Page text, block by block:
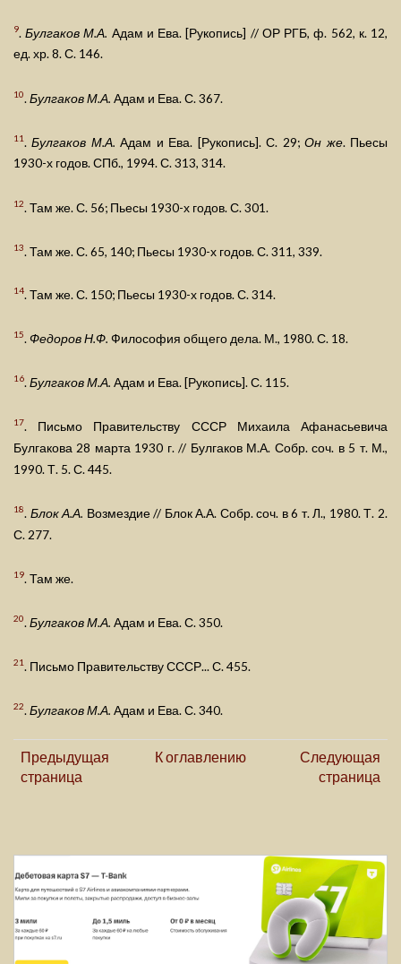
9.Булгаков М.А. Адам и Ева. [Рукопись] // ОР РГБ, ф. 562, к. 12,
ед. хр. 8. С. 146.
10.Булгаков М.А. Адам и Ева. С. 367.
11.Булгаков М.А. Адам и Ева. [Рукопись]. С. 29;Он же. Пьесы
1930-х годов. СПб., 1994. С. 313, 314.
12 . Там же. С. 56; Пьесы 1930-х годов. С. 301.
13 . Там же. С. 65, 140; Пьесы 1930-х годов. С. 311, 339.
14. Там же. С. 150; Пьесы 1930-х годов. С. 314.
15.Федоров Н.Ф. Философия общего дела. М., 1980. С. 18.
16.Булгаков М.А. Адам и Ева. [Рукопись]. С. 115.
17. Письмо Правительству СССР Михаила Афанасьевича
Булгакова 28 марта 1930 г. // Булгаков М.А. Собр. соч. в 5 т. М.,
1990. Т. 5. С. 445.
18. Блок А.А. Возмездие // Блок А.А. Собр. соч. в 6 т. Л., 1980. Т. 2.
С. 277.
19. Там же.
20.Булгаков М.А. Адам и Ева. С. 350.
21. Письмо Правительству СССР... С. 455.
22.Булгаков М.А. Адам и Ева. С. 340.
Предыдущая
страница
К оглавлению
Следующая
страница